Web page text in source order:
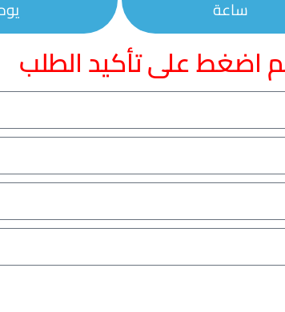
ساعة
اضغط على تأكيد الطلب